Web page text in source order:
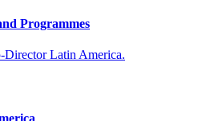
Programmes